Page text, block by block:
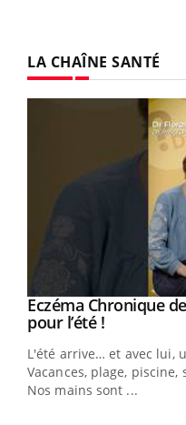
LA CHAÎNE SANTÉ
Youtube
Eczéma Chronique
pour l’été !Youtube
L'été arrive… et avec lui,
Vacances, plage,
Nos mains sont ...